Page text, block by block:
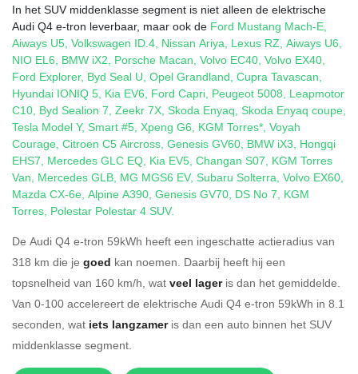
In het SUV middenklasse segment is niet alleen de elektrische
Audi Q4 e-tron leverbaar, maar ook de Ford Mustang Mach-E,
Aiways U5, Volkswagen ID.4, Nissan Ariya, Lexus RZ, Aiways U6,
NIO EL6, BMW iX2, Porsche Macan, Volvo EC40, Volvo EX40,
Ford Explorer, Byd Seal U, Opel Grandland, Cupra Tavascan,
Hyundai IONIQ 5, Kia EV6, Ford Capri, Peugeot 5008, Leapmotor
C10, Byd Sealion 7, Zeekr 7X, Skoda Enyaq, Skoda Enyaq coupe,
Tesla Model Y, Smart #5, Xpeng G6, KGM Torres*, Voyah
Courage, Citroen C5 Aircross, Genesis GV60, BMW iX3, Hongqi
EHS7, Mercedes GLC EQ, Kia EV5, Changan S07, KGM Torres
Van, Mercedes GLB, MG MGS6 EV, Subaru Solterra, Volvo EX60,
Mazda CX-6e, Alpine A390, Genesis GV70, DS No 7, KGM
Torres, Polestar Polestar 4 SUV.
De Audi Q4 e-tron 59kWh heeft een ingeschatte actieradius van
318 km die je goed kan noemen. Daarbij heeft hij een
topsnelheid van 160 km/h, wat veel lageris dan het gemiddelde.
Van 0-100 accelereert de elektrische Audi Q4 e-tron 59kWh in 8.1
seconden, wat iets langzameris dan een auto binnen het SUV
middenklasse segment.